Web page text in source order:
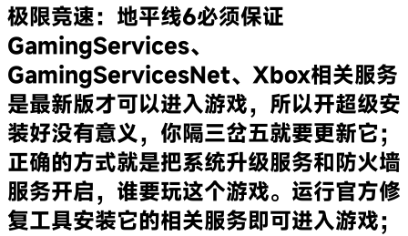
极限竞速：地平线6必须保证
GamingServices、
GamingServicesNet、Xbox相关服务
是最新版才可以进入游戏，所以开超级安
装好没有意义，你隔三岔五就要更新它；
正确的方式就是把系统升级服务和防火墙
服务开启，谁要玩这个游戏。运行官方修
复工具安装它的相关服务即可进入游戏；